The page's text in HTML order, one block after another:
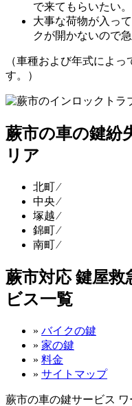
で来てもらいたい。
大事な荷物が入っ
クが開かないので
（車種および年式によ
す。）
蕨市の車の鍵紛
リア
北町 ⁄
中央 ⁄
塚越 ⁄
錦町 ⁄
南町 ⁄
蕨市対応 鍵屋
ビス一覧
» バイクの鍵
» 家の鍵
» 料金
» サイトマップ
蕨市の車の鍵サービス ワ